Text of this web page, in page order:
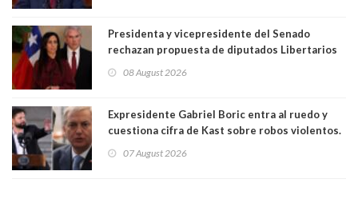
Presidenta y vicepresidente del Senado
rechazan propuesta de diputados Libertarios
"Constituye un camino equivocado"
08 August 2026
Expresidente Gabriel Boric entra al ruedo y
cuestiona cifra de Kast sobre robos violentos.
07 August 2026